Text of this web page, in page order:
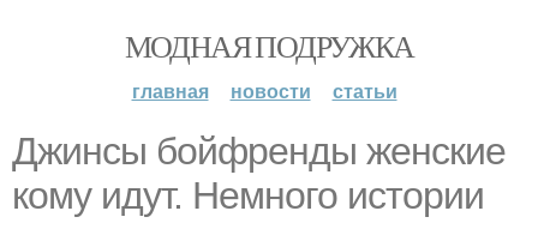
МОДНАЯ ПОДРУЖКА
главная новости статьи
Джинсы бойфренды женские
кому идут. Немного истории